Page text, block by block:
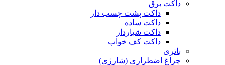
داکت برق
داکت پشت چسب دار
داکت ساده
داکت شیاردار
داکت کف خواب
باتری
چراغ اضطراری (شارژی)